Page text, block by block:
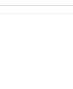
$ 1.094.
Cuota